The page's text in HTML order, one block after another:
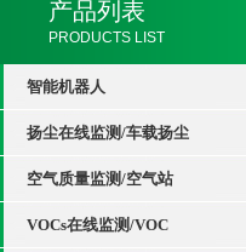
产品列表
PRODUCTS LIST
智能机器人
扬尘在线监测/车载扬尘
空气质量监测/空气站
VOCs在线监测/VOC